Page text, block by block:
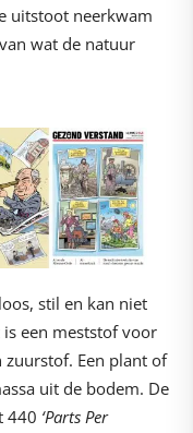
uitstoot neerkwam
wat de natuur
stil en kan niet
een meststof voor
zuurstof. Een plant of
uit de bodem. De
440 ‘Parts Per